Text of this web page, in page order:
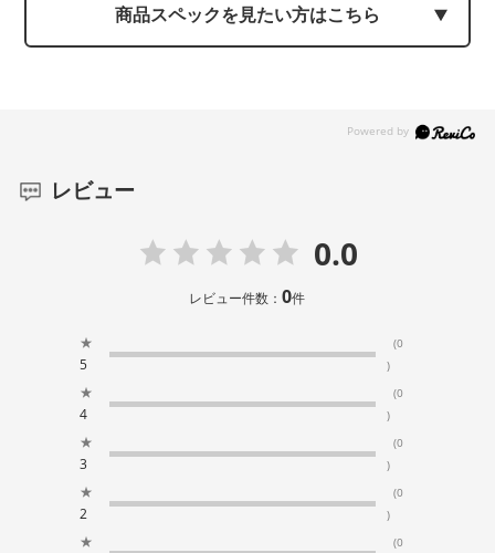
商品スペックを見たい方はこちら
レビュー
0.0
レビュー件数：0件
★
5
(0
)
★
4
(0
)
★
3
(0
)
★
2
(0
)
★
(0